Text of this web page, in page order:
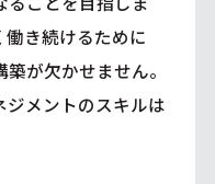
き続けるために
が欠かせません。
ジメントのスキルは